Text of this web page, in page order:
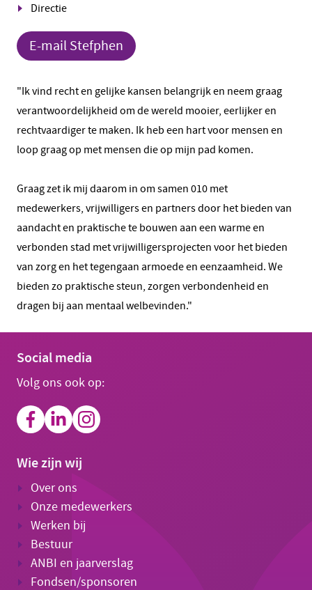
"Ik vind recht en gelijke kansen belangrijk en neem graag
verantwoordelijkheid om de wereld mooier, eerlijker en
rechtvaardiger te maken. Ik heb een hart voor mensen en
loop graag op met mensen die op mijn pad komen.
Graag zet ik mij daarom in om samen 010 met
medewerkers, vrijwilligers en partners door het bieden van
aandacht en praktische te bouwen aan een warme en
verbonden stad met vrijwilligersprojecten voor het bieden
van zorg en het tegengaan armoede en eenzaamheid. We
bieden zo praktische steun, zorgen verbondenheid en
dragen bij aan mentaal welbevinden."
Directie
E-mail Stefphen
Social media
Volg ons ook op:
Wie zijn wij
Over ons
Onze medewerkers
Werken bij
Bestuur
ANBI en jaarverslag
Fondsen/sponsoren